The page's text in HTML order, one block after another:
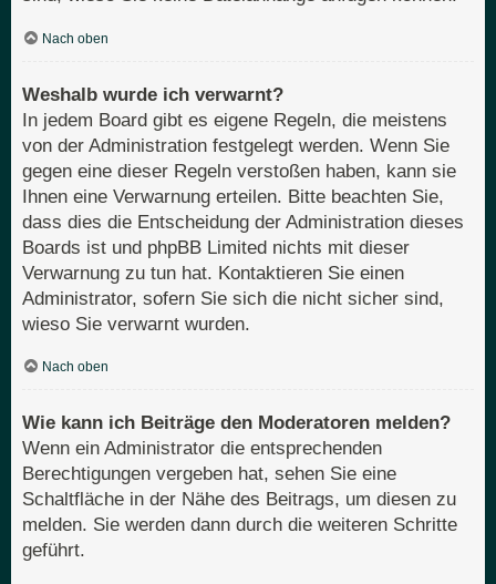
Nach oben
Weshalb wurde ich verwarnt?
In jedem Board gibt es eigene Regeln, die meistens
von der Administration festgelegt werden. Wenn Sie
gegen eine dieser Regeln verstoßen haben, kann sie
Ihnen eine Verwarnung erteilen. Bitte beachten Sie,
dass dies die Entscheidung der Administration dieses
Boards ist und phpBB Limited nichts mit dieser
Verwarnung zu tun hat. Kontaktieren Sie einen
Administrator, sofern Sie sich die nicht sicher sind,
wieso Sie verwarnt wurden.
Nach oben
Wie kann ich Beiträge den Moderatoren melden?
Wenn ein Administrator die entsprechenden
Berechtigungen vergeben hat, sehen Sie eine
Schaltfläche in der Nähe des Beitrags, um diesen zu
melden. Sie werden dann durch die weiteren Schritte
geführt.